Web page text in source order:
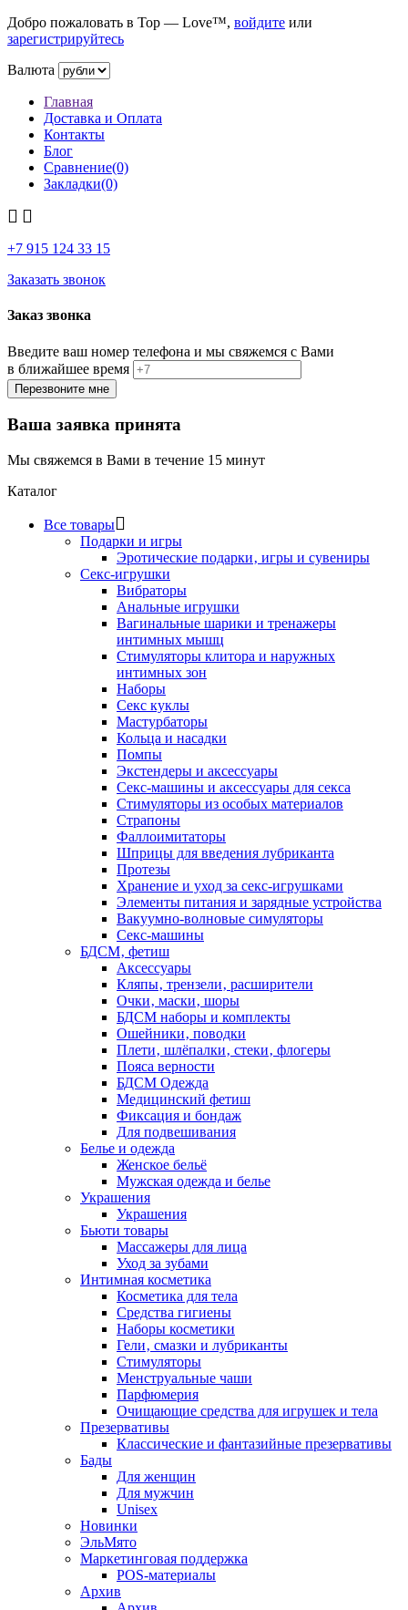
Добро пожаловать в Top — Love™, войдите или
зарегистрируйтесь
Валюта
Главная
Доставка и Оплата
Контакты
Блог
Сравнение(0)
Закладки(0)
+7 915 124 33 15
Заказать звонок
Заказ звонка
Введите ваш номер телефона и мы свяжемся с Вами
в ближайшее время
Ваша заявка принята
Мы свяжемся в Вами в течение 15 минут
Каталог
Все товары
Подарки и игры
Эротические подарки‚ игры и сувениры
Секс-игрушки
Вибраторы
Анальные игрушки
Вагинальные шарики и тренажеры
интимных мышц
Стимуляторы клитора и наружных
интимных зон
Наборы
Секс куклы
Мастурбаторы
Кольца и насадки
Помпы
Экстендеры и аксессуары
Секс-машины и аксессуары для секса
Стимуляторы из особых материалов
Страпоны
Фаллоимитаторы
Шприцы для введения лубриканта
Протезы
Хранение и уход за секс-игрушками
Элементы питания и зарядные устройства
Вакуумно-волновые симуляторы
Секс-машины
БДСМ‚ фетиш
Аксессуары
Кляпы‚ трензели‚ расширители
Очки‚ маски‚ шоры
БДСМ наборы и комплекты
Ошейники‚ поводки
Плети‚ шлёпалки‚ стеки‚ флогеры
Пояса верности
БДСМ Одежда
Медицинский фетиш
Фиксация и бондаж
Для подвешивания
Белье и одежда
Женское бельё
Мужская одежда и белье
Украшения
Украшения
Бьюти товары
Массажеры для лица
Уход за зубами
Интимная косметика
Косметика для тела
Средства гигиены
Наборы косметики
Гели‚ смазки и лубриканты
Стимуляторы
Менструальные чаши
Парфюмерия
Очищающие средства для игрушек и тела
Презервативы
Классические и фантазийные презервативы
Бады
Для женщин
Для мужчин
Unisex
Новинки
ЭльМято
Маркетинговая поддержка
POS-материалы
Архив